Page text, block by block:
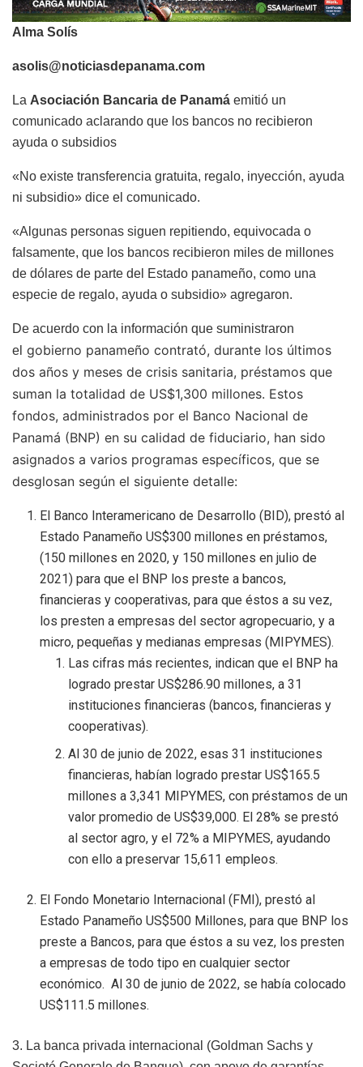
Alma Solís
asolis@noticiasdepanama.com
La Asociación Bancaria de Panamá emitió un
comunicado aclarando que los bancos no recibieron
ayuda o subsidios
«No existe transferencia gratuita, regalo, inyección, ayuda
ni subsidio» dice el comunicado.
«Algunas personas siguen repitiendo, equivocada o
falsamente, que los bancos recibieron miles de millones
de dólares de parte del Estado panameño, como una
especie de regalo, ayuda o subsidio» agregaron.
De acuerdo con la información que suministraron
el gobierno panameño contrató, durante los últimos
dos años y meses de crisis sanitaria, préstamos que
suman la totalidad de US$1,300 millones. Estos
fondos, administrados por el Banco Nacional de
Panamá (BNP) en su calidad de fiduciario, han sido
asignados a varios programas específicos, que se
desglosan según el siguiente detalle:
El Banco Interamericano de Desarrollo (BID), prestó al
Estado Panameño US$300 millones en préstamos,
(150 millones en 2020, y 150 millones en julio de
2021) para que el BNP los preste a bancos,
financieras y cooperativas, para que éstos a su vez,
los presten a empresas del sector agropecuario, y a
micro, pequeñas y medianas empresas (MIPYMES).
Las cifras más recientes, indican que el BNP ha
logrado prestar US$286.90 millones, a 31
instituciones financieras (bancos, financieras y
cooperativas).
Al 30 de junio de 2022, esas 31 instituciones
financieras, habían logrado prestar US$165.5
millones a 3,341 MIPYMES, con préstamos de un
valor promedio de US$39,000. El 28% se prestó
al sector agro, y el 72% a MIPYMES, ayudando
con ello a preservar 15,611 empleos.
El Fondo Monetario Internacional (FMI), prestó al
Estado Panameño US$500 Millones, para que BNP los
preste a Bancos, para que éstos a su vez, los presten
a empresas de todo tipo en cualquier sector
económico. Al 30 de junio de 2022, se había colocado
US$111.5 millones.
3. La banca privada internacional (Goldman Sachs y